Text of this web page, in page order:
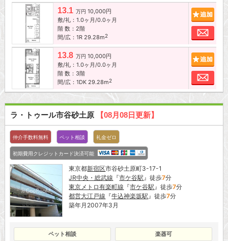
13.1 万円 10,000円
敷/礼：1.0ヶ月/0.0ヶ月
階 数：2階
間/広：1R 29.28m2
お
13.8 万円 10,000円
敷/礼：1.0ヶ月/0.0ヶ月
階 数：3階
間/広：1DK 29.28m2
お
ラ・トゥール市谷砂土原 【08月08日更新】
仲介手数料無料 ペット相談 礼金ゼロ
初期費用クレジットカード決済可能
東京都新宿区市谷砂土原町3-17-1
JR中央・総武線 『市ケ谷駅 』徒歩7分
東京メトロ有楽町線 『市ケ谷駅 』徒歩7分
都営大江戸線 『牛込神楽坂駅 』徒歩7分
築年月2007年3月
ペット相談 楽器可